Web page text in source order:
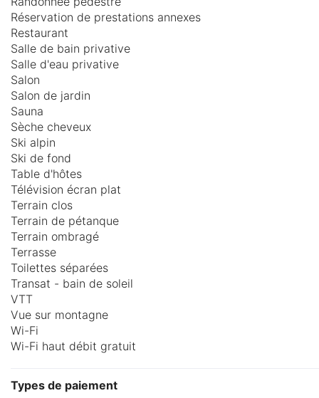
Réservation de prestations annexes
Restaurant
Salle de bain privative
Salle d'eau privative
Salon
Salon de jardin
Sauna
Sèche cheveux
Ski alpin
Ski de fond
Table d'hôtes
Télévision écran plat
Terrain clos
Terrain de pétanque
Terrain ombragé
Terrasse
Toilettes séparées
Transat - bain de soleil
VTT
Vue sur montagne
Wi-Fi
Wi-Fi haut débit gratuit
Types de paiement